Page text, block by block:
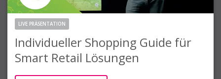
LIVE PRÄSENTATION
Individueller Shopping Guide für
Smart Retail Lösungen